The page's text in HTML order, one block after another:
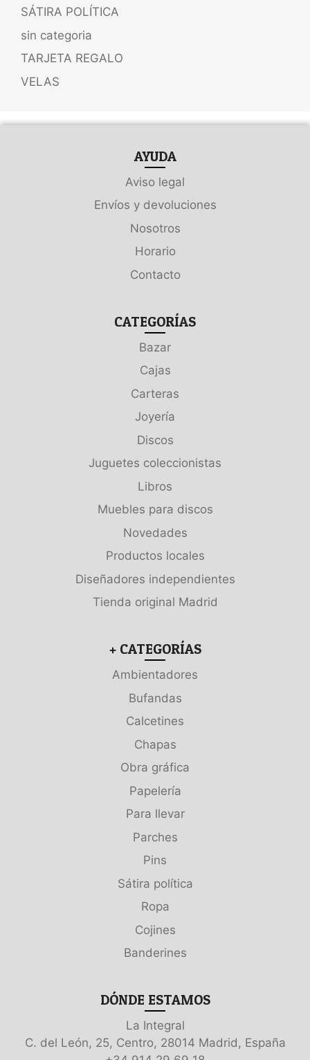
SÁTIRA POLÍTICA
sin categoria
TARJETA REGALO
VELAS
AYUDA
Aviso legal
Envíos y devoluciones
Nosotros
Horario
Contacto
CATEGORÍAS
Bazar
Cajas
Carteras
Joyería
Discos
Juguetes coleccionistas
Libros
Muebles para discos
Novedades
Productos locales
Diseñadores independientes
Tienda original Madrid
+ CATEGORÍAS
Ambientadores
Bufandas
Calcetines
Chapas
Obra gráfica
Papelería
Para llevar
Parches
Pins
Sátira política
Ropa
Cojines
Banderines
DÓNDE ESTAMOS
La Integral
C. del León, 25, Centro, 28014 Madrid, España